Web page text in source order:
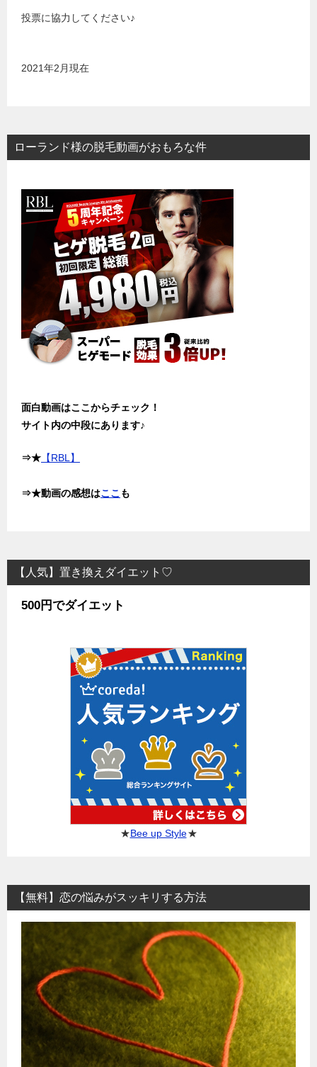
投票に協力してください♪
2021年2月現在
ローランド様の脱毛動画がおもろな件
面白動画はここからチェック！
サイト内の中段にあります♪
⇒★ 【RBL】
⇒★動画の感想はここ も
【人気】置き換えダイエット♡
500円でダイエット
★Bee up Style★
【無料】恋の悩みがスッキリする方法